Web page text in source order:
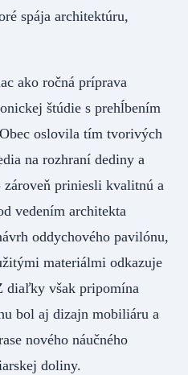
spája architektúru,
ako ročná príprava
štúdie s prehĺbením
oslovila tím tvorivých
na rozhraní dediny a
priniesli kvalitnú a
vedením architekta
oddychového pavilónu,
materiálmi odkazuje
diaľky však pripomína
bol aj dizajn mobiliáru a
nového náučného
doliny.